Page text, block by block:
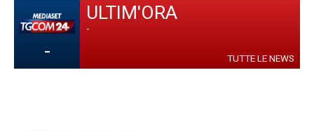
-
ULTIM'ORA
-
TUTTE LE NEWS